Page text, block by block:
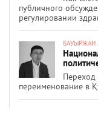
публичного
регулировании
БАУЫРЖАН
Переход
переименование в